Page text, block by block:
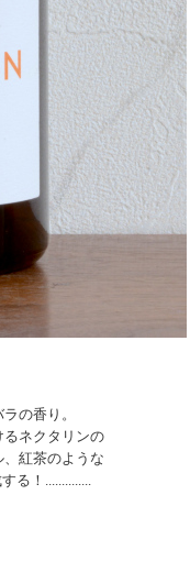
の香り。
ネクタリンの
紅茶のような
る！..............